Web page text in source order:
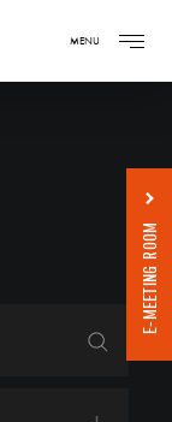
MENU
E-MEETING ROOM